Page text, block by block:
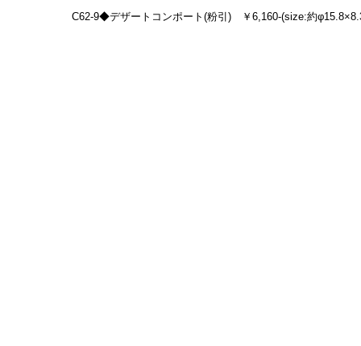
C62-9◆デザートコンポート(粉引)　￥6,160-(size:約